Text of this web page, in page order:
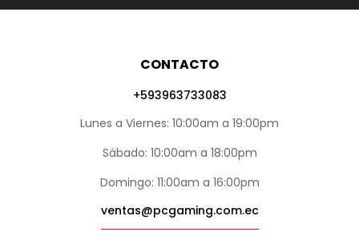
CONTACTO
+593963733083
Lunes a Viernes: 10:00am a 19:00pm
Sábado: 10:00am a 18:00pm
Domingo: 11:00am a 16:00pm
ventas@pcgaming.com.ec